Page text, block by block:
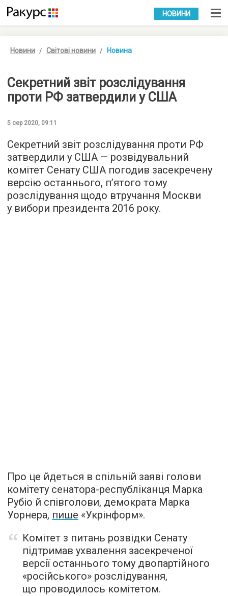
УКР РУС
НОВИНИ
Новини Світові новини Новина
Секретний звіт розслідування
проти РФ затвердили у США
5 сер 2020, 09:11
Секретний звіт розслідування проти РФ
затвердили у США — розвідувальний
комітет Сенату США погодив засекречену
версію останнього, п’ятого тому
розслідування щодо втручання Москви
у вибори президента 2016 року.
Про це йдеться в спільній заяві голови
комітету сенатора-республіканця Марка
Рубіо й співголови, демократа Марка
Уорнера, пише «Укрінформ».
Комітет з питань розвідки Сенату
підтримав ухвалення засекреченої
версії останнього тому двопартійного
«російського» розслідування,
що проводилось комітетом.